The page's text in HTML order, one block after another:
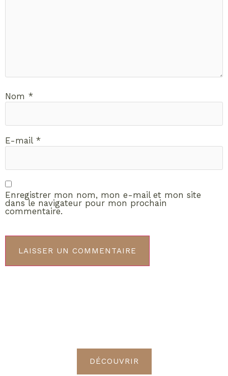
Nom *
E-mail *
Enregistrer mon nom, mon e-mail et mon site
dans le navigateur pour mon prochain
commentaire.
DÉCOUVRIR